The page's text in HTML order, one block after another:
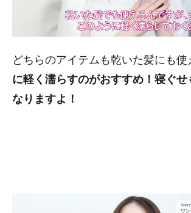
どちらのアイテムも乾いた髪にも使
に軽く濡らすのがおすすめ！寝ぐせ
なりますよ！